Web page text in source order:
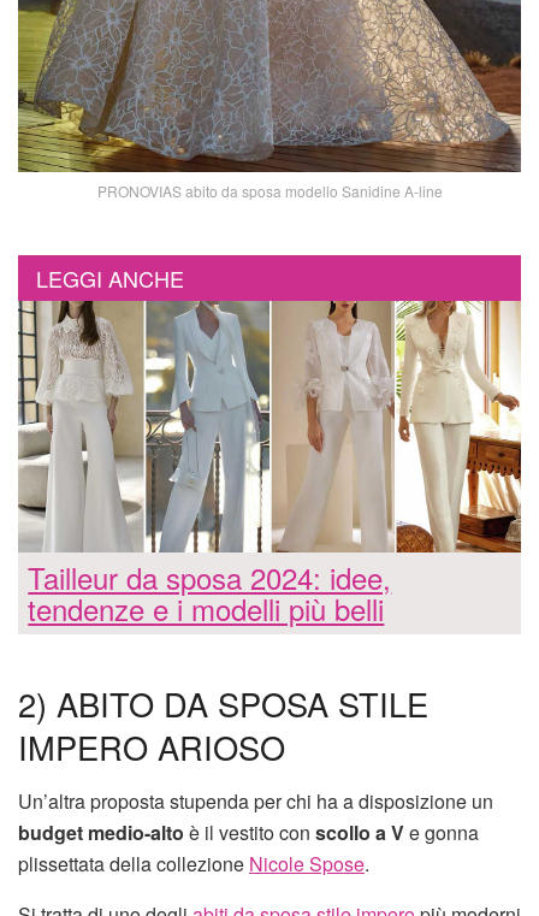
PRONOVIAS abito da sposa modello Sanidine A-line
LEGGI ANCHE
Tailleur da sposa 2024: idee,
tendenze e i modelli più belli
2) ABITO DA SPOSA STILE
IMPERO ARIOSO
Un’altra proposta stupenda per chi ha a disposizione un
budget medio-alto è il vestito con scollo a Ve gonna
plissettata della collezione Nicole Spose.